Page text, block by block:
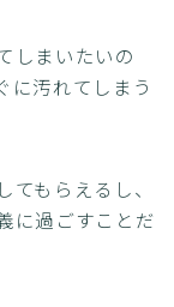
しまいたいの
に汚れてしまう
もらえるし、
に過ごすことだ